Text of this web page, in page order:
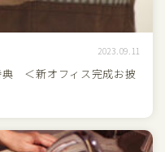
2023.09.11
典 ＜新オフィス完成お披